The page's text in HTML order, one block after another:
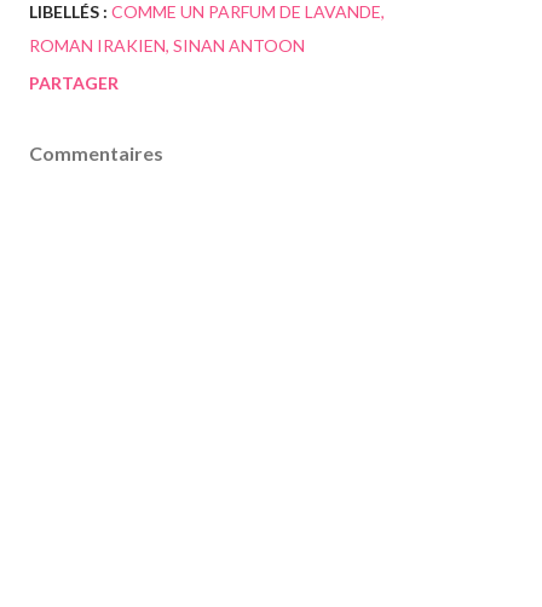
LIBELLÉS : COMME UN PARFUM DE LAVANDE
ROMAN IRAKIEN SINAN ANTOON
PARTAGER
Commentaires